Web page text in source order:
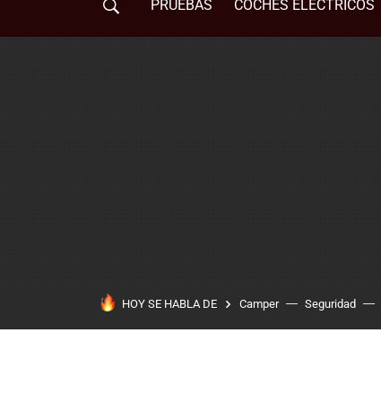
PRUEBAS COCHES ELÉCTRICOS
HOY SE HABLA DE Camper Seguridad